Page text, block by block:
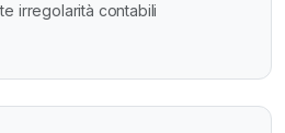
irregolarità contabili